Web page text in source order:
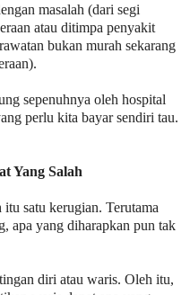
masalah (dari segi
atau ditimpa penyakit
bukan murah sekarang
sepenuhnya oleh hospital
perlu kita bayar sendiri tau.
Yang Salah
satu kerugian. Terutama
apa yang diharapkan pun tak
diri atau waris. Oleh itu,